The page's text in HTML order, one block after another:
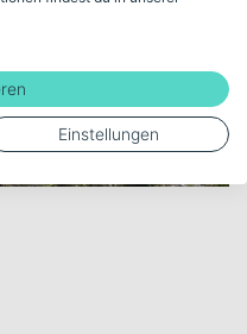
in
Einstellungen